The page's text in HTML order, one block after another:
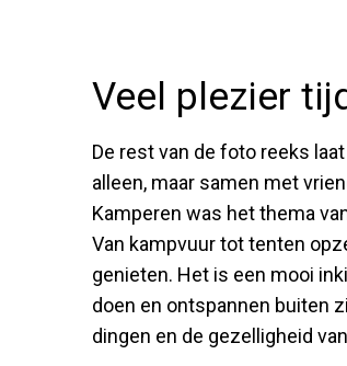
Veel plezier
De rest van de foto reeks
alleen, maar samen met
Kamperen was het thema
Van kampvuur tot tenten
genieten. Het is een mooi
doen en ontspannen buiten
dingen en de gezelligheid